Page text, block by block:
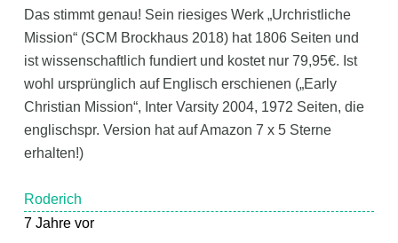
Das stimmt genau! Sein riesiges Werk „Urchristliche
Mission“ (SCM Brockhaus 2018) hat 1806 Seiten und
ist wissenschaftlich fundiert und kostet nur 79,95€. Ist
wohl ursprünglich auf Englisch erschienen („Early
Christian Mission“, Inter Varsity 2004, 1972 Seiten, die
englischspr. Version hat auf Amazon 7 x 5 Sterne
erhalten!)
Roderich
7 Jahre vor